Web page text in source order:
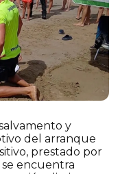
y
del arranque
prestado por
se encuentra